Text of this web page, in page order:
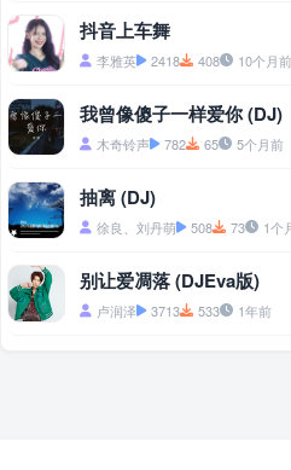
抖音上车舞
李雅英 2418 408 10个月前
我曾像傻子一样爱你 (DJ)
木奇铃声 782 65 5个月前
抽离 (DJ)
徐良、刘丹萌 508 73 1个
别让爱凋落 (DJEva版)
卢润泽 3713 533 1年前